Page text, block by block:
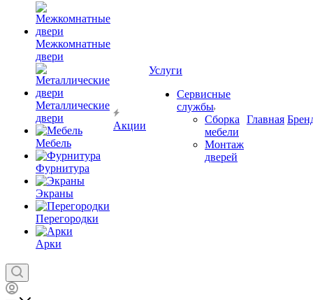
Межкомнатные
двери
Металлические
двери
Мебель
Фурнитура
Экраны
Перегородки
Арки
Акции
Услуги
Сервисные
службы
Сборка
мебели
Монтаж
дверей
Главная